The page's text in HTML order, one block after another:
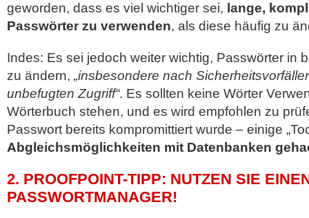
geworden, dass es viel wichtiger sei, lange,
Passwörter zu verwenden, als diese häufig zu
Indes: Es sei jedoch weiter wichtig, Passwörter in
zu ändern, „insbesondere nach
unbefugten Zugriff“. Es sollten keine Wörter
Wörterbuch stehen, und es wird empfohlen zu
Passwort bereits kompromittiert wurde – einige
Abgleichsmöglichkeiten mit Datenbanken
2. PROOFPOINT-TIPP: NUTZEN SIE
PASSWORTMANAGER!